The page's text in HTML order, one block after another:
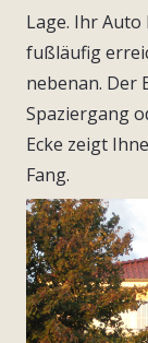
Lage. Ihr
fußläufig
nebenan. Der
Spaziergang
Ecke zeigt
Fang.